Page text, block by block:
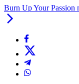
Burn Up Your Passion